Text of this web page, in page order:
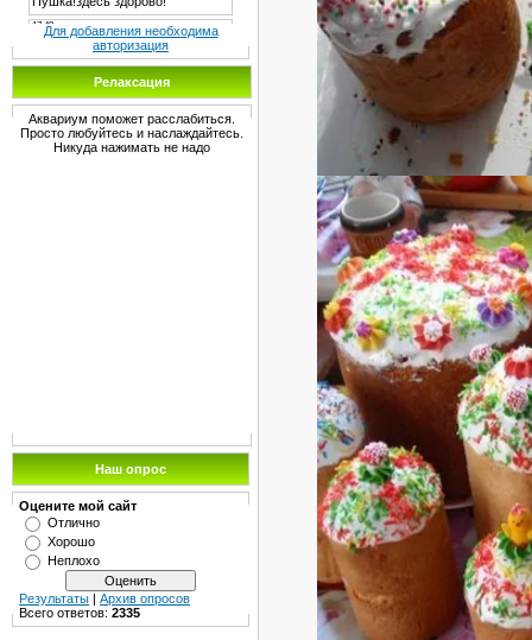
Для добавления необходима
авторизация
Релаксация
Аквариум поможет расслабиться.
Просто любуйтесь и наслаждайтесь.
Никуда нажимать не надо
Наш опрос
Оцените мой сайт
Отлично
Хорошо
Неплохо
Результаты | Архив опросов
Всего ответов: 2335